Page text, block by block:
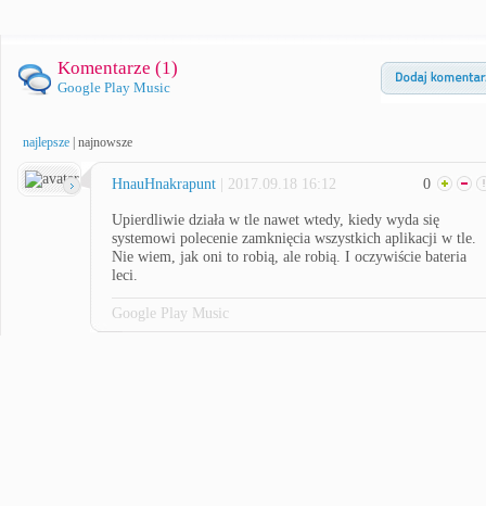
Komentarze (1)
Google Play Music
najlepsze najnowsze
HnauHnakrapunt | 2017.09.18 16:12 0
Upierdliwie działa w tle nawet wtedy, kiedy wyda się
systemowi polecenie zamknięcia wszystkich aplikacji w tle.
Nie wiem, jak oni to robią, ale robią. I oczywiście bateria
leci.
Google Play Music